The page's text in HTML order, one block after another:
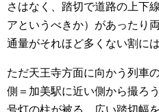
さはなく、踏切で道路の上下
アというべきか）があったり
通量がそれほど多くない割には
ただ天王寺方面に向かう列車
側＝加美駅に近い側から撮ろ
号灯の柱が被る。広い踏切幅